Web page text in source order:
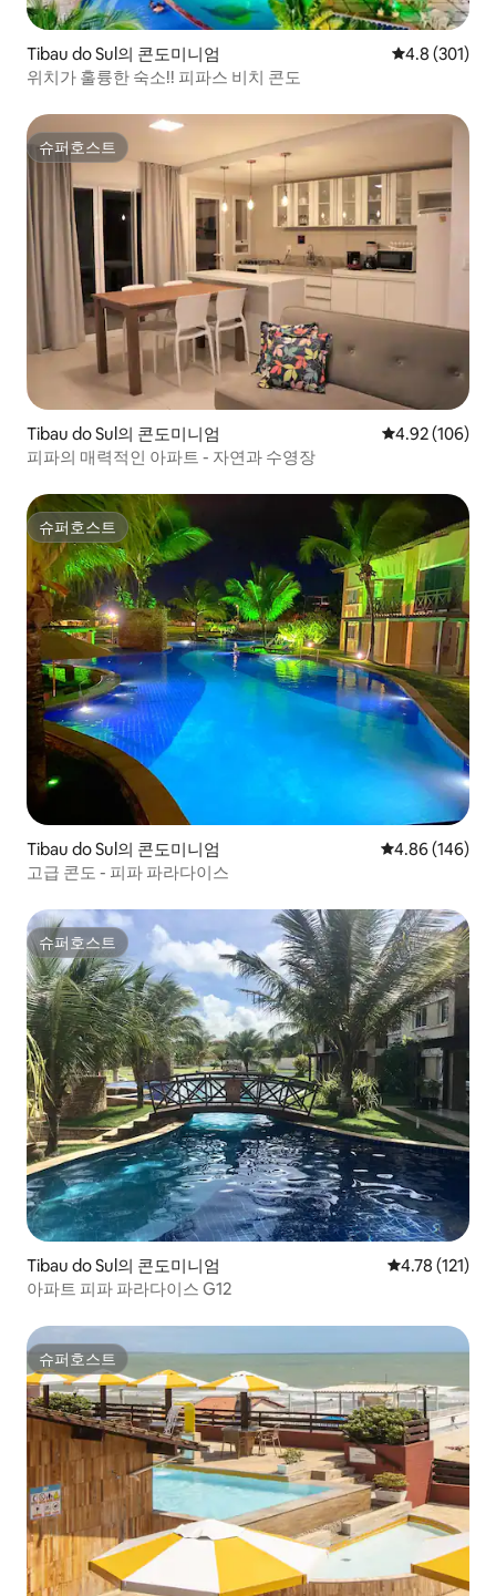
Tibau do Sul의 콘도미니엄 평점 4.8점(5
4.8 (301)
위치가 훌륭한 숙소!! 피파스 비치 콘도
슈퍼호스트
슈퍼호스트
Tibau do Sul의 콘도미니엄 평점 4.92점(5
4.92 (106)
피파의 매력적인 아파트 - 자연과 수영장
슈퍼호스트
슈퍼호스트
Tibau do Sul의 콘도미니엄 평점 4.86점(5
4.86 (146)
고급 콘도 - 피파 파라다이스
슈퍼호스트
슈퍼호스트
Tibau do Sul의 콘도미니엄 평점 4.78점(5
4.78 (121)
아파트 피파 파라다이스 G12
슈퍼호스트
슈퍼호스트